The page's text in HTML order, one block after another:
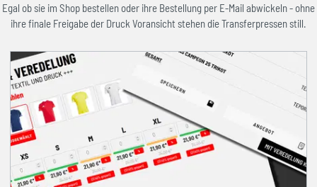
Egal ob sie im Shop bestellen oder ihre Bestellung per E-Mail abwickeln - ohne
ihre finale Freigabe der Druck Voransicht stehen die Transferpressen still.